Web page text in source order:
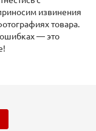
извинения
товара.
— это